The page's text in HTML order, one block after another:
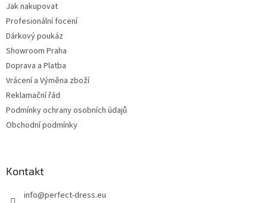
Jak nakupovat
Profesionální focení
Dárkový poukáz
Showroom Praha
Doprava a Platba
Vrácení a Výměna zboží
Reklamační řád
Podmínky ochrany osobních údajů
Obchodní podmínky
Kontakt
info@perfect-dress.eu